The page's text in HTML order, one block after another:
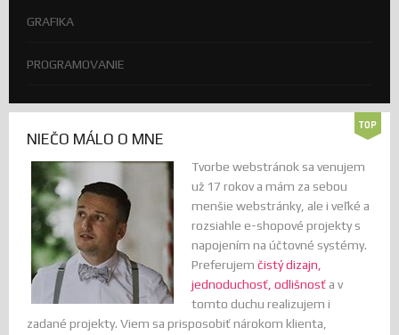
GRAFIKA
PROGRAMOVANIE
NIEČO MÁLO O MNE
Tvorbe webstránok sa venujem
už 17 rokov a mám za sebou
menšie webstránky, ale i veľké a
rozsiahle e-shopové projekty s
napojením na účtovné systémy.
Preferujem čistý dizajn,
jednoduchosť, odlišnosť a v
tomto duchu realizujem i
zadané projekty. Viem sa prisposobiť nárokom klienta,